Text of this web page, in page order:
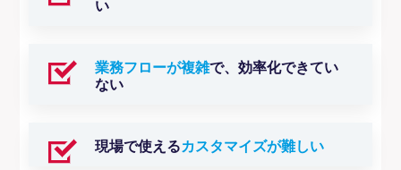
い
業務フローが複雑で、効率化できてい
ない
現場で使えるカスタマイズが難しい